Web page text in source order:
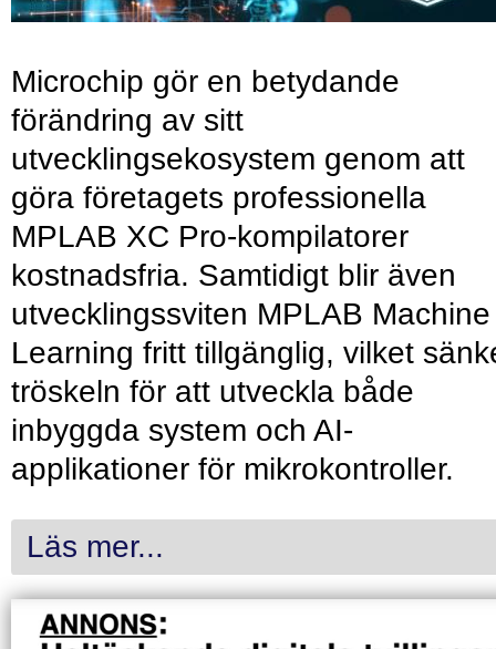
Microchip gör en betydande
förändring av sitt
utvecklingsekosystem genom att
göra företagets professionella
MPLAB XC Pro-kompilatorer
kostnadsfria. Samtidigt blir även
utvecklingssviten MPLAB Machine
Learning fritt tillgänglig, vilket
tröskeln för att utveckla både
inbyggda system och AI-
applikationer för mikrokontroller.
Läs mer...